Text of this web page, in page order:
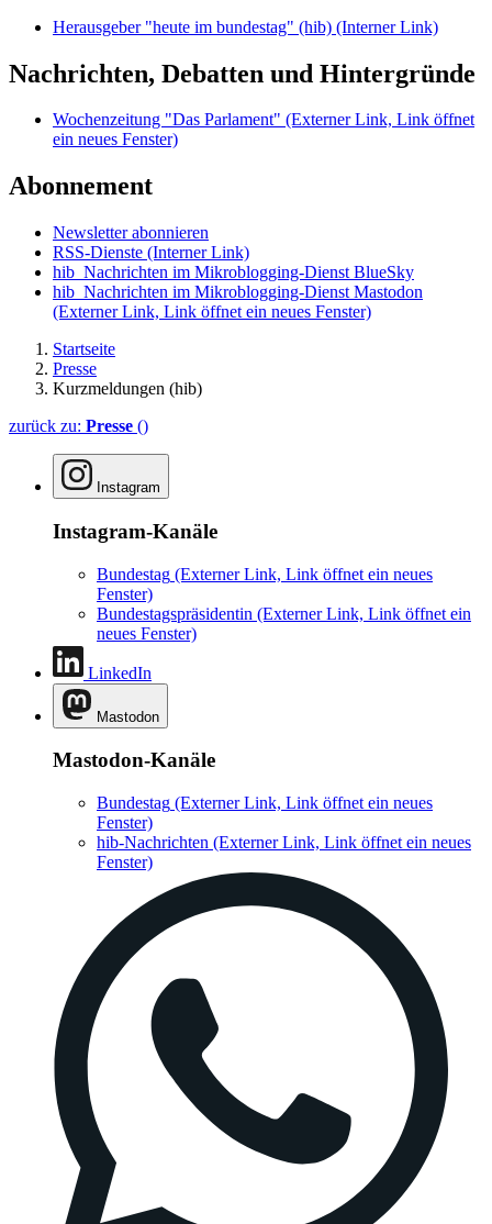
Herausgeber "heute im bundestag" (hib) (Interner Link)
Nachrichten, Debatten und Hintergründe
Wochenzeitung "Das Parlament" (Externer Link, Link öffnet
ein neues Fenster)
Abonnement
Newsletter abonnieren
RSS-Dienste (Interner Link)
hib_Nachrichten im Mikroblogging-Dienst BlueSky
hib_Nachrichten im Mikroblogging-Dienst Mastodon
(Externer Link, Link öffnet ein neues Fenster)
Startseite
Presse
Kurzmeldungen (hib)
zurück zu: Presse ()
Instagram
Instagram-Kanäle
Bundestag (Externer Link, Link öffnet ein neues
Fenster)
Bundestagspräsidentin (Externer Link, Link öffnet ein
neues Fenster)
LinkedIn
Mastodon
Mastodon-Kanäle
Bundestag (Externer Link, Link öffnet ein neues
Fenster)
hib-Nachrichten (Externer Link, Link öffnet ein neues
Fenster)